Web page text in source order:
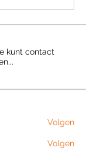
kunt contact
...
Volgen
Volgen